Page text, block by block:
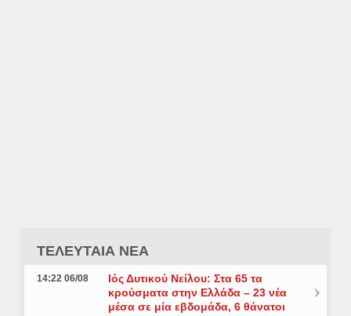
ΤΕΛΕΥΤΑΙΑ ΝΕΑ
14:22 06/08
Ιός Δυτικού Νείλου: Στα 65 τα
κρούσματα στην Ελλάδα – 23 νέα
μέσα σε μία εβδομάδα, 6 θάνατοι